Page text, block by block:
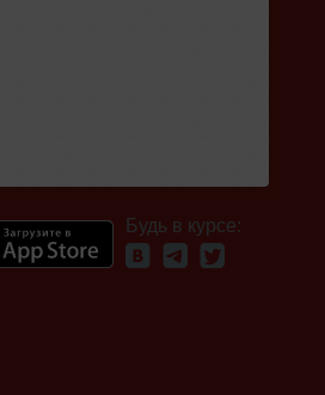
Будь в курсе: